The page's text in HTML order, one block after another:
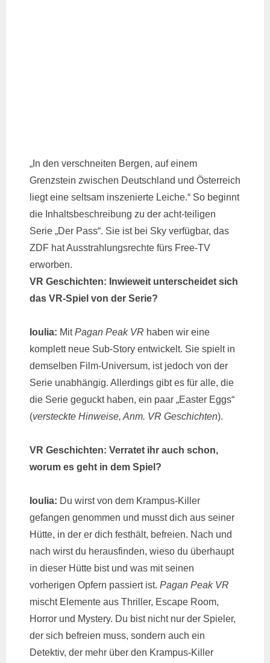
„In den verschneiten Bergen, auf einem
Grenzstein zwischen Deutschland und Österreich
liegt eine seltsam inszenierte Leiche.“ So beginnt
die Inhaltsbeschreibung zu der acht-teiligen
Serie „Der Pass“. Sie ist bei Sky verfügbar, das
ZDF hat Ausstrahlungsrechte fürs Free-TV
erworben.
VR Geschichten: Inwieweit unterscheidet sich
das VR-Spiel von der Serie?
Ioulia: MitPagan Peak VR haben wir eine
komplett neue Sub-Story entwickelt. Sie spielt in
demselben Film-Universum, ist jedoch von der
Serie unabhängig. Allerdings gibt es für alle, die
die Serie geguckt haben, ein paar „Easter Eggs“
(versteckte Hinweise, Anm. VR Geschichten).
VR Geschichten: Verratet ihr auch schon,
worum es geht in dem Spiel?
Ioulia: Du wirst von dem Krampus-Killer
gefangen genommen und musst dich aus seiner
Hütte, in der er dich festhält, befreien. Nach und
nach wirst du herausfinden, wieso du überhaupt
in dieser Hütte bist und was mit seinen
vorherigen Opfern passiert ist. Pagan Peak VR
mischt Elemente aus Thriller, Escape Room,
Horror und Mystery. Du bist nicht nur der Spieler,
der sich befreien muss, sondern auch ein
Detektiv, der mehr über den Krampus-Killer